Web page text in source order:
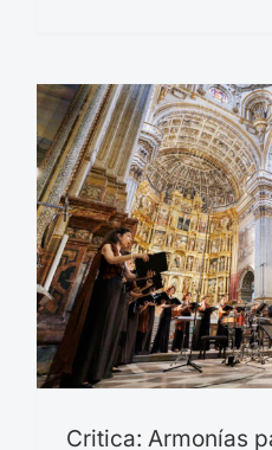
Critica: Armonías